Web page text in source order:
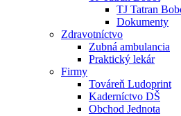
TJ Tatran
Dokumenty
Zdravotníctvo
Zubná ambulancia
Praktický lekár
Firmy
Továreň Ludoprint
Kaderníctvo DŠ
Obchod Jednota